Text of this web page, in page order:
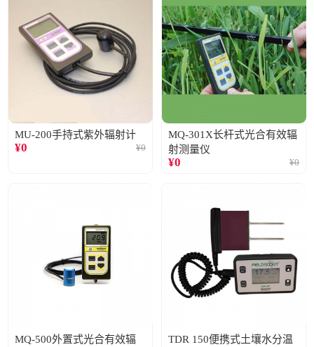
MU-200手持式紫外辐射计
¥0 ¥0
MQ-301X长杆式光合有效辐
射测量仪
¥0 ¥0
MQ-500外置式光合有效辐
TDR 150便携式土壤水分温